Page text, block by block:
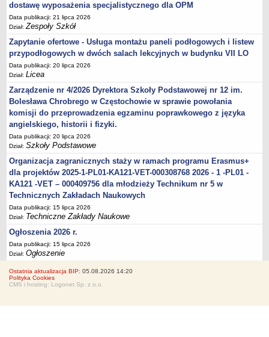
dostawę wyposażenia specjalistycznego dla OPM
Data publikacji: 21 lipca 2026
Dział:Zespoły Szkół
Zapytanie ofertowe - Usługa montażu paneli podłogowych i listew
przypodłogowych w dwóch salach lekcyjnych w budynku VII LO
Data publikacji: 20 lipca 2026
Dział:Licea
Zarządzenie nr 4/2026 Dyrektora Szkoły Podstawowej nr 12 im.
Bolesława Chrobrego w Częstochowie w sprawie powołania
komisji do przeprowadzenia egzaminu poprawkowego z języka
angielskiego, historii i fizyki.
Data publikacji: 20 lipca 2026
Dział:Szkoły Podstawowe
Organizacja zagranicznych staży w ramach programu Erasmus+
dla projektów 2025-1-PL01-KA121-VET-000308768 2026 - 1 -PL01 -
KA121 -VET – 000409756 dla młodzieży Technikum nr 5 w
Technicznych Zakładach Naukowych
Data publikacji: 15 lipca 2026
Dział: Techniczne Zakłady Naukowe
Ogłoszenia 2026 r.
Data publikacji: 15 lipca 2026
Dział:Ogłoszenie
Ostatnia aktualizacja BIP: 05.08.2026 14:20
Polityka Cookies
CMS i hosting: Logonet Sp. z o.o.